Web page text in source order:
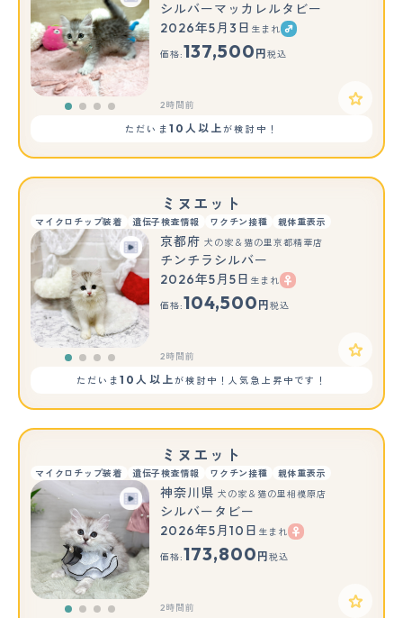
シルバーマッカレルタビー
2026年5月3日 生まれ
価格:137,500 円 税込
2時間前
ただいま 10人以上が検討中！
ミヌエット
マイクロチップ装着 遺伝子検査情報 ワクチン接種 親体重表示
京都府 犬の家＆猫の里京都精華店
チンチラシルバー
2026年5月5日 生まれ
価格:104,500 円 税込
2時間前
ただいま10人以上が検討中！人気急上昇中です！
ミヌエット
マイクロチップ装着 遺伝子検査情報 ワクチン接種 親体重表示
神奈川県 犬の家＆猫の里相模原店
シルバータビー
2026年5月10日 生まれ
価格:173,800 円 税込
2時間前